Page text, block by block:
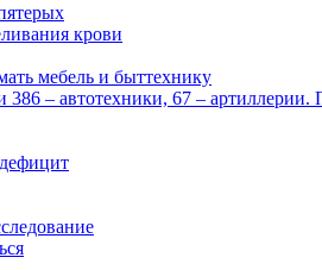
крови
мебель и быттехнику
– автотехники, 67 –